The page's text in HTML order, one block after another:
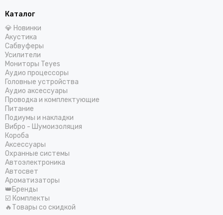
Каталог
💎 Новинки
Акустика
Сабвуферы
Усилители
Мониторы Teyes
Аудио процессоры
Головные устройства
Аудио аксессуары
Проводка и комплектующие
Питание
Подиумы и накладки
Вибро - Шумоизоляция
Короба
Аксессуары
Охранные системы
Автоэлектроника
Автосвет
Ароматизаторы
👑Бренды
☑️ Комплекты
🔥Товары со скидкой